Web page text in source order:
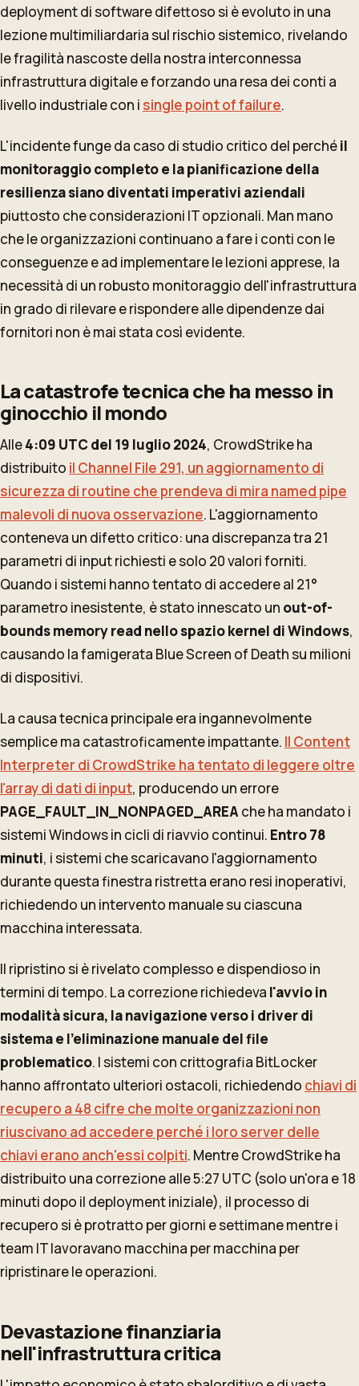
deployment di software difettoso si è evoluto in una
lezione multimiliardaria sul rischio sistemico, rivelando
le fragilità nascoste della nostra interconnessa
infrastruttura digitale e forzando una resa dei conti a
livello industriale con i single point of failure.
L'incidente funge da caso di studio critico del perchéil
monitoraggio completo e la pianificazione della
resilienza siano diventati imperativi aziendali
piuttosto che considerazioni IT opzionali. Man mano
che le organizzazioni continuano a fare i conti con le
conseguenze e ad implementare le lezioni apprese, la
necessità di un robusto monitoraggio dell'infrastruttura
in grado di rilevare e rispondere alle dipendenze dai
fornitori non è mai stata così evidente.
La catastrofe tecnica che ha messo in
ginocchio il mondo
Alle4:09 UTC del 19 luglio 2024, CrowdStrike ha
distribuito il Channel File 291, un aggiornamento di
sicurezza di routine che prendeva di mira named pipe
malevoli di nuova osservazione. L'aggiornamento
conteneva un difetto critico: una discrepanza tra 21
parametri di input richiesti e solo 20 valori forniti.
Quando i sistemi hanno tentato di accedere al 21°
parametro inesistente, è stato innescato un out-of-
bounds memory read nello spazio kernel di Windows,
causando la famigerata Blue Screen of Death su milioni
di dispositivi.
La causa tecnica principale era ingannevolmente
semplice ma catastroficamente impattante. Il Content
Interpreter di CrowdStrike ha tentato di leggere oltre
l'array di dati di input, producendo un errore
PAGE_FAULT_IN_NONPAGED_AREA che ha mandato i
sistemi Windows in cicli di riavvio continui. Entro 78
minuti, i sistemi che scaricavano l'aggiornamento
durante questa finestra ristretta erano resi inoperativi,
richiedendo un intervento manuale su ciascuna
macchina interessata.
Il ripristino si è rivelato complesso e dispendioso in
termini di tempo. La correzione richiedeva l'avvio in
modalità sicura, la navigazione verso i driver di
sistema e l'eliminazione manuale del file
problematico. I sistemi con crittografia BitLocker
hanno affrontato ulteriori ostacoli, richiedendo chiavi di
recupero a 48 cifre che molte organizzazioni non
riuscivano ad accedere perché i loro server delle
chiavi erano anch'essi colpiti. Mentre CrowdStrike ha
distribuito una correzione alle 5:27 UTC (solo un'ora e 18
minuti dopo il deployment iniziale), il processo di
recupero si è protratto per giorni e settimane mentre i
team IT lavoravano macchina per macchina per
ripristinare le operazioni.
Devastazione finanziaria
nell'infrastruttura critica